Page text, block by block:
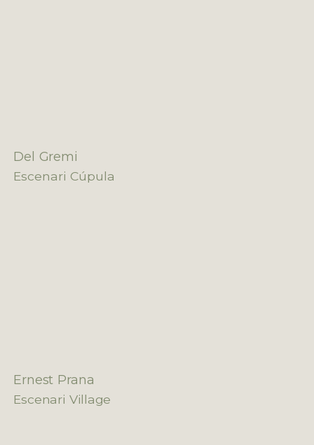
Del Gremi
Escenari Cúpula
Ernest Prana
Escenari Village